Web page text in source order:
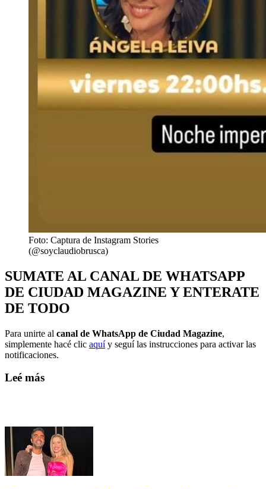
Foto: Captura de Instagram Stories
(@soyclaudiobrusca)
SUMATE AL CANAL DE WHATSAPP
DE CIUDAD MAGAZINE Y ENTERATE
DE TODO
Para unirte al canal de WhatsApp de Ciudad Magazine,
simplemente hacé clic aquíy seguí las instrucciones para activar las
notificaciones.
Leé más